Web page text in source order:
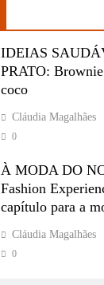
IDEIAS
PRATO:
coco
Cláudia Magalhães
0
À MODA DO
Fashion
capítulo para a
Cláudia Magalhães
0